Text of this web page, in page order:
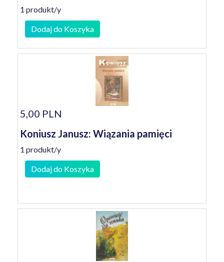
1 produkt/y
Dodaj do Koszyka
5,00 PLN
Koniusz Janusz: Wiązania pamięci
1 produkt/y
Dodaj do Koszyka